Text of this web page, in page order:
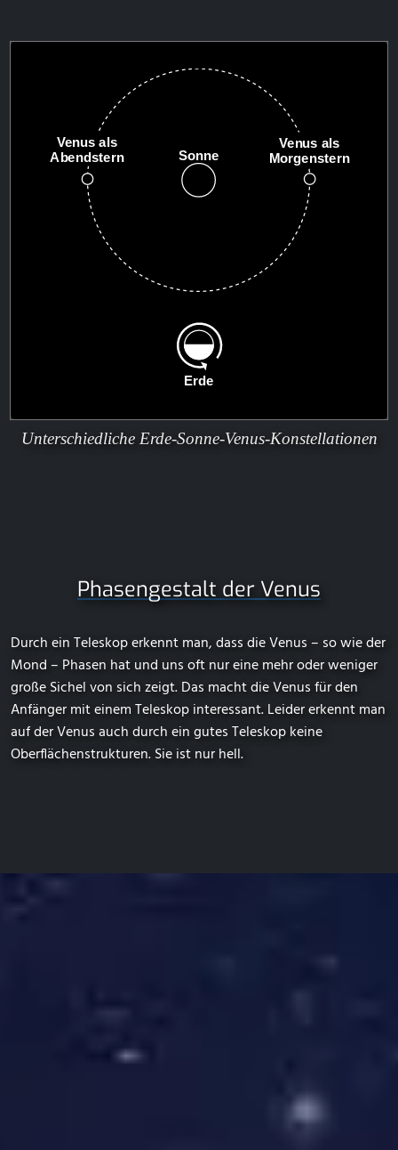
Unterschiedliche Erde-Sonne-Venus-Konstellationen
Phasengestalt der Venus
Durch ein Teleskop erkennt man, dass die Venus – so wie der
Mond – Phasen hat und uns oft nur eine mehr oder weniger
große Sichel von sich zeigt. Das macht die Venus für den
Anfänger mit einem Teleskop interessant. Leider erkennt man
auf der Venus auch durch ein gutes Teleskop keine
Oberflächenstrukturen. Sie ist nur hell.